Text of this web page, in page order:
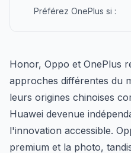
Préférez OnePlus si :
Honor, Oppo et OnePlus
approches différentes du
leurs origines chinoises
Huawei devenue
l'innovation accessible.
premium et la photo,